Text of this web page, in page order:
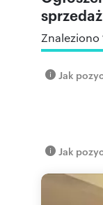
sprzedaż
Znaleziono
Jak
Jak